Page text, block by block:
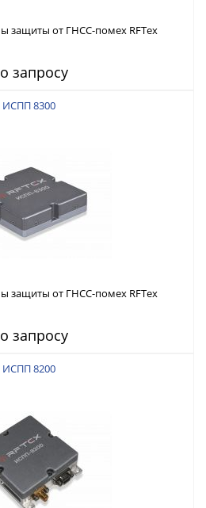
защиты от ГНСС-помех RFТех
запросу
ИСПП 8300
защиты от ГНСС-помех RFТех
запросу
ИСПП 8200